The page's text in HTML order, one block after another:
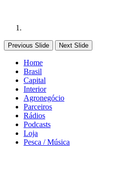
Previous Slide Next Slide
Home
Brasil
Capital
Interior
Agronegócio
Parceiros
Rádios
Podcasts
Loja
Pesca / Música